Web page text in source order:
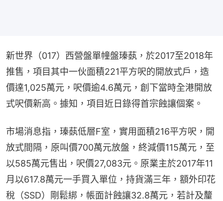
新世界（017）西營盤單幢盤瑧蓺，於2017至2018年
推售，項目其中一伙面積221平方呎的開放式戶，造
價達1,025萬元，呎價逾4.6萬元，創下當時全港開放
式呎價新高。據知，項目近日錄得首宗蝕讓個案。
市場消息指，瑧蓺低層F室，實用面積216平方呎，開
放式間隔，原叫價700萬元放盤，終減價115萬元，至
以585萬元售出，呎價27,083元。原業主於2017年11
月以617.8萬元一手買入單位，持貨滿三年，額外印花
稅（SSD）剛鬆綁，帳面計蝕讓32.8萬元，若計及釐